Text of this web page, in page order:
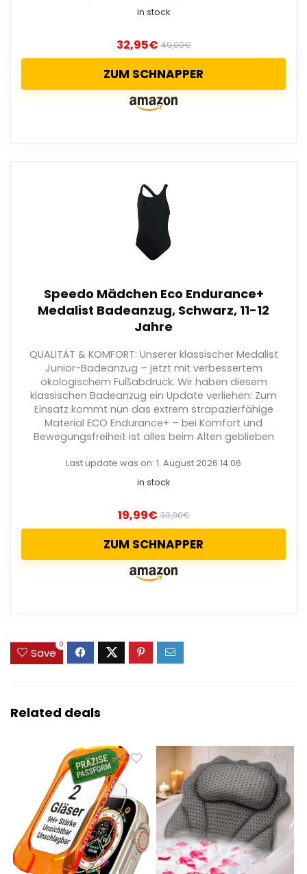
in stock
32,95€ 49,00€
ZUM SCHNAPPER
Speedo Mädchen Eco Endurance+
Medalist Badeanzug, Schwarz, 11-12
Jahre
QUALITÄT & KOMFORT: Unserer klassischer Medalist
Junior-Badeanzug – jetzt mit verbessertem
ökologischem Fußabdruck. Wir haben diesem
klassischen Badeanzug ein Update verliehen: Zum
Einsatz kommt nun das extrem strapazierfähige
Material ECO Endurance+ – bei Komfort und
Bewegungsfreiheit ist alles beim Alten geblieben
Last update was on: 1. August 2026 14:06
in stock
19,99€ 30,00€
ZUM SCHNAPPER
Save
0
Related deals